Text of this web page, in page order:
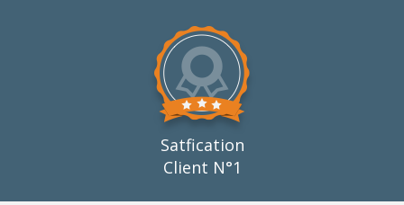
Satfication
Client N°1